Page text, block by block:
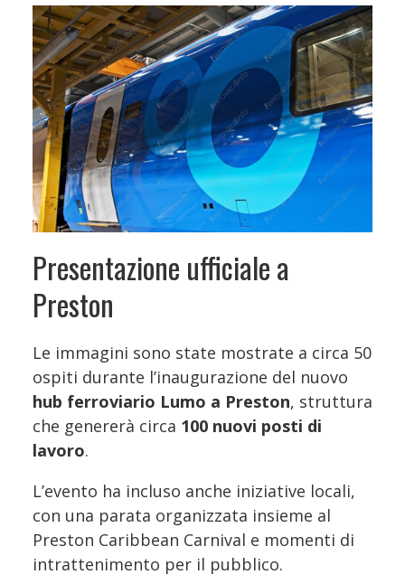
Presentazione ufficiale a
Preston
Le immagini sono state mostrate a circa 50
ospiti durante l’inaugurazione del nuovo
hub ferroviario Lumo a Preston, struttura
che genererà circa 100 nuovi posti di
lavoro.
L’evento ha incluso anche iniziative locali,
con una parata organizzata insieme al
Preston Caribbean Carnival e momenti di
intrattenimento per il pubblico.